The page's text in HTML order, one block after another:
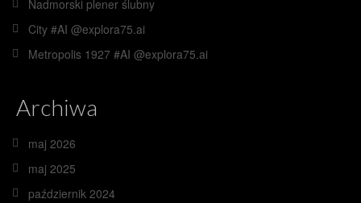
Nadmorski plener ślubny
City #AI @explora75.ai
Metropolis 1927 #AI @explora75.ai
Archiwa
maj 2026
maj 2025
październik 2024